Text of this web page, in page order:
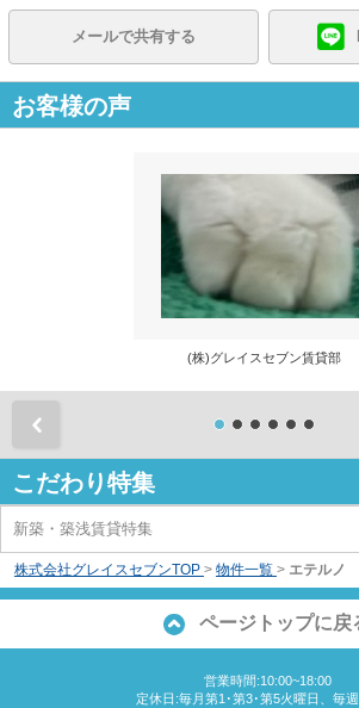
メールで共有する
お客様の声
(株)グレイスセブン賃貸部
こだわり特集
新築・築浅賃貸特集
株式会社グレイスセブンTOP > 物件一覧 > エテルノ
ページトップに戻
営業時間:10:00~18:00
定休日:毎月第1･第3･第5火曜日、毎